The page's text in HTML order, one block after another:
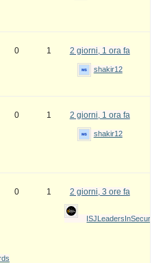
0 1 2 giorni, 1 ora fa
shakir12
0 1 2 giorni, 1 ora fa
shakir12
0 1 2 giorni, 3 ore fa